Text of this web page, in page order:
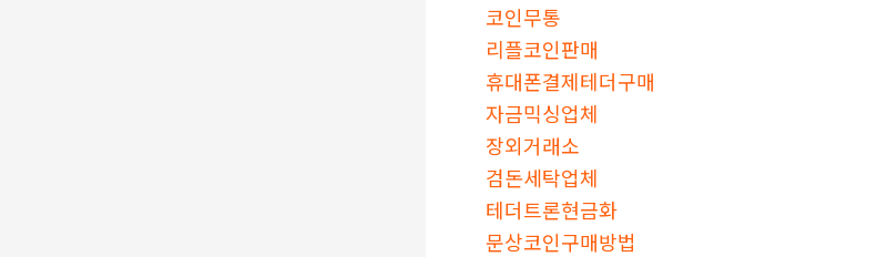
코인무통
리플코인판매
휴대폰결제테더구매
자금믹싱업체
장외거래소
검돈세탁업체
테더트론현금화
문상코인구매방법